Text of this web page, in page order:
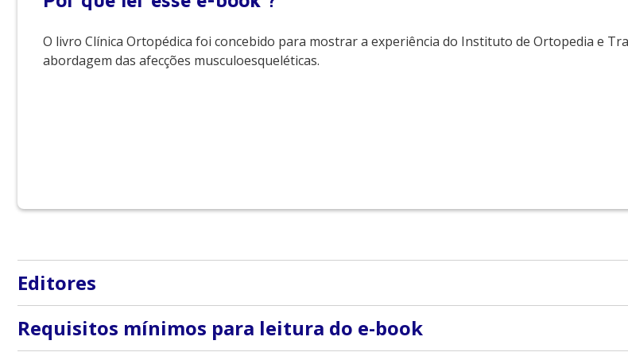
O livro Clínica Ortopédica foi concebido para mostrar a experiência do Instituto de Ortopedia e
abordagem das afecções musculoesqueléticas.
Editores
Tarcicio Eloy Pessoa de Barros Filho; Olavo Pires de Camargo; Gilberto Luis Camanho
Requisitos mínimos para leitura do e-book